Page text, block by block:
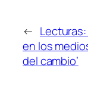
← Lecturas:
en los
del cambio’